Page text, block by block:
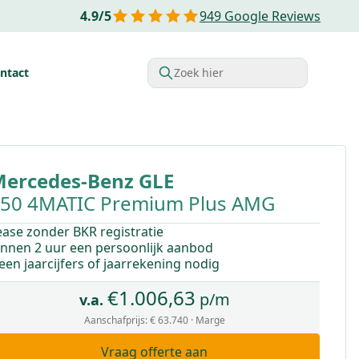
4.9/5 949 Google Reviews
Zoek hier
Benz GLE
4MATIC Premium Plus AMG
zonder BKR registratie
2 uur een persoonlijk aanbod
jaarcijfers of jaarrekening nodig
v.a. €1.006,63 p/m
Aanschafprijs:€ 63.740· Marge
Vraag offerte aan